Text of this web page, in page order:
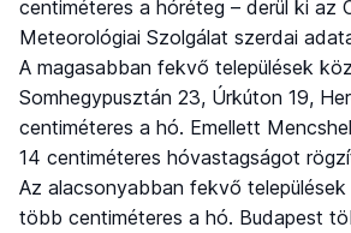
centiméteres a hóréteg – derül ki az
Meteorológiai Szolgálat szerdai
A magasabban fekvő települések
Somhegypusztán 23, Úrkúton 19,
centiméteres a hó. Emellett
14 centiméteres hóvastagságot
Az alacsonyabban fekvő települések
több centiméteres a hó. Budapest